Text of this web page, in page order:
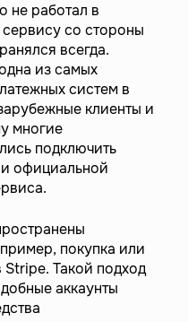
не работал в
со стороны
всегда.
из самых
систем в
клиенты и
многие
подключить
официальной
покупка или
Stripe. Такой подход
аккаунты